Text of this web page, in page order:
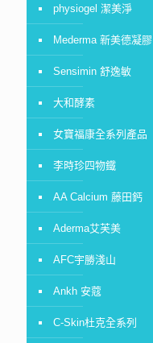
physiogel 潔美淨
Mederma 新美德凝膠
Sensimin 舒逸敏
大和酵素
女寶福康全系列產品
李時珍四物鐵
AA Calcium 藤田鈣
Aderma艾芙美
AFC宇勝淺山
Ankh 安蔻
C-Skin杜克全系列